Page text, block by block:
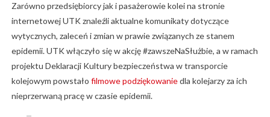
Zarówno przedsiębiorcy jak i pasażerowie kolei na stronie
internetowej UTK znaleźli aktualne komunikaty dotyczące
wytycznych, zaleceń i zmian w prawie związanych ze stanem
epidemii. UTK włączyło się w akcję #zawszeNaSłużbie, a w ramach
projektu Deklaracji Kultury bezpieczeństwa w transporcie
kolejowym powstało filmowe podziękowaniedla kolejarzy za ich
nieprzerwaną pracę w czasie epidemii.